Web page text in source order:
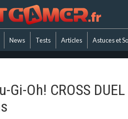
News Tests Articles Astuces et
Gi-Oh! CROSS